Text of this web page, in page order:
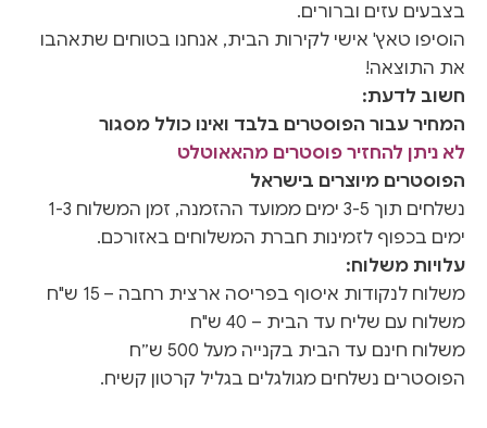
בצבעים עזים וברורים.
הוסיפו טאץ' אישי לקירות הבית, אנחנו בטוחים שתאהבו
את התוצאה!
חשוב לדעת:
המחיר עבור הפוסטרים בלבד ואינו כולל מסגור
לא ניתן להחזיר פוסטרים מהאאוטלט
הפוסטרים מיוצרים בישראל
נשלחים תוך 3-5 ימים ממועד ההזמנה, זמן המשלוח 1-3
ימים בכפוף לזמינות חברת המשלוחים באזורכם.
עלויות משלוח:
משלוח לנקודות איסוף בפריסה ארצית רחבה – 15 ש"ח
משלוח עם שליח עד הבית – 40 ש"ח
משלוח חינם עד הבית בקנייה מעל 500 ש״ח
הפוסטרים נשלחים מגולגלים בגליל קרטון קשיח.